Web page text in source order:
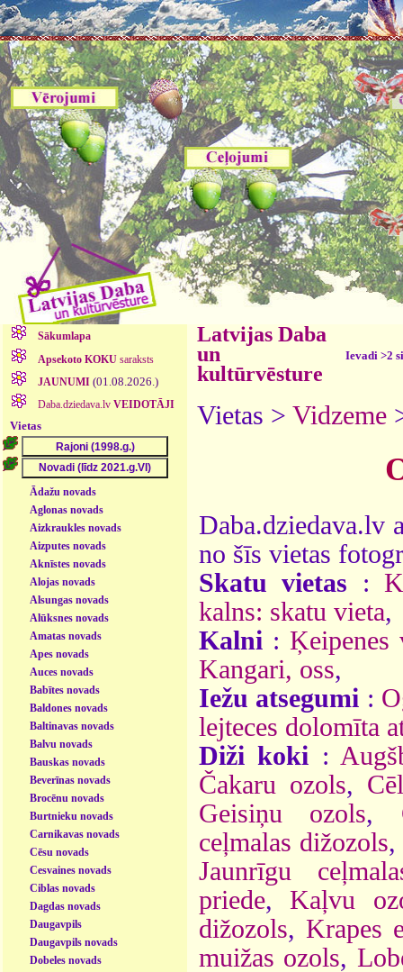
Sākumlapa
Apsekoto KOKUsaraksts
JAUNUMI (01.08.2026.)
Daba.dziedava.lv VEIDOTĀJI
Vietas
Ādažu novads
Aglonas novads
Aizkraukles novads
Aizputes novads
Aknīstes novads
Alojas novads
Alsungas novads
Alūksnes novads
Amatas novads
Apes novads
Auces novads
Babītes novads
Baldones novads
Baltinavas novads
Balvu novads
Bauskas novads
Beverīnas novads
Brocēnu novads
Burtnieku novads
Carnikavas novads
Cēsu novads
Cesvaines novads
Ciblas novads
Dagdas novads
Daugavpils
Daugavpils novads
Dobeles novads
Latvijas Daba
un
kultūrvēsture
Ievadi >2
Vietas > Vidzeme
Daba.dziedava.lv
no šīs vietas
Skatu vietas :
kalns: skatu vieta,
Kalni : Ķeipenes
Kangari, oss,
Iežu atsegumi :
lejteces dolomīta
Diži koki :
Čakaru ozols,
Geisiņu ozols,
ceļmalas dižozols,
Jaunrīgu
priede,Kaļvu
dižozols, Krapes
muižas ozols,